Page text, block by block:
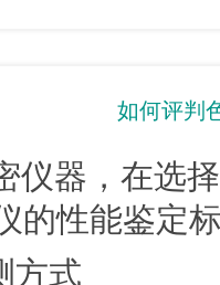
如何评判
仪器，在选
的性能鉴定
方式